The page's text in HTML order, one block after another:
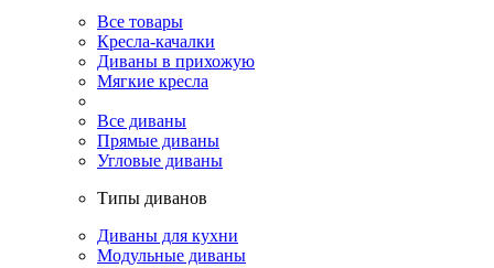
Все товары
Кресла-качалки
Диваны в прихожую
Мягкие кресла
Все диваны
Прямые диваны
Угловые диваны
Типы диванов
Диваны для кухни
Модульные диваны